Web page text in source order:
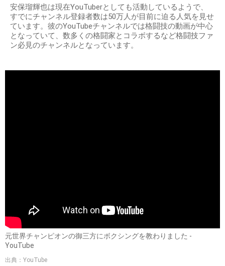
安保瑠輝也は現在YouTuberとしても活動しているようで、
すでにチャンネル登録者数は50万人が目前に迫る人気を見せ
ています。彼のYouTubeチャンネルでは格闘技の動画が中心
となっていて、数多くの格闘家とコラボするなど格闘技ファ
ン必見のチャンネルとなっています。
元世界チャンピオンの御三方にボクシングを教わりました -
YouTube
出典：YouTube